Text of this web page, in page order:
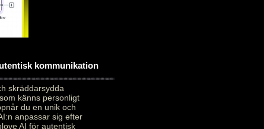
kommunikation
skräddarsydda
känns personligt
du en unik och
anpassar sig efter
AI för autentisk